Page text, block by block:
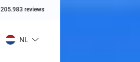
205.983 reviews
NL